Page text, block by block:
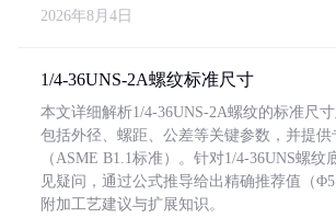
2026年8月4日
1/4-36UNS-2A螺纹标准尺寸
本文详细解析1/4-36UNS-2A螺纹的标准尺寸
包括外径、螺距、公差等关键参数，并提
（ASME B1.1标准）。针对1/4-36UNS螺纹
见疑问，通过公式推导给出精确推荐值（
附加工艺建议与扩展知识。